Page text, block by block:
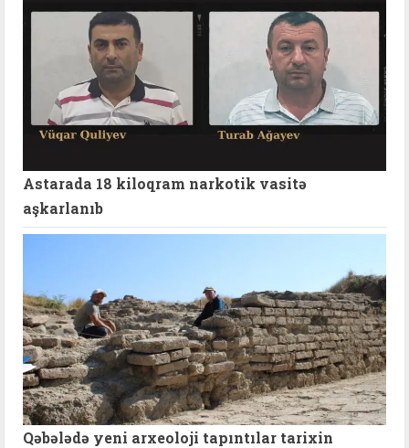
Astarada 18 kiloqram narkotik vasitə
aşkarlanıb
Qəbələdə yeni arxeoloji tapıntılar tarixin